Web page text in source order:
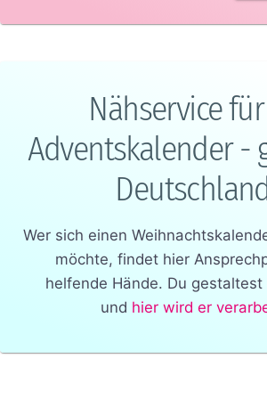
Nähservice
Adventskalender -
Wer sich einen
möchte, findet hier
helfende Hände. Du
und hier wird er